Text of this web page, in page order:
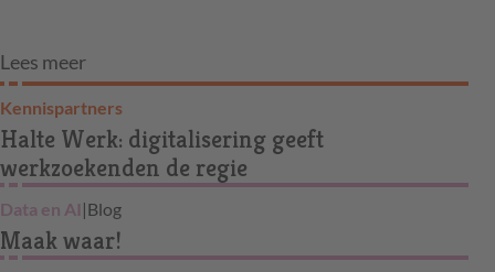
Lees meer
Kennispartners
Halte Werk: digitalisering geeft
werkzoekenden de regie
Data en AI |Blog
Maak waar!